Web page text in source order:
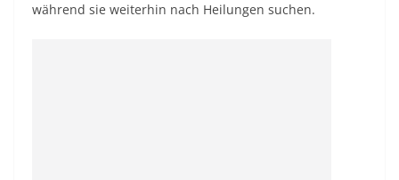
während sie weiterhin nach Heilungen suchen.